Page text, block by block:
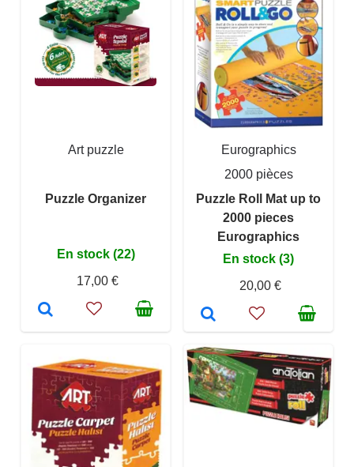
Art puzzle
Puzzle Organizer
En stock (22)
17,00 €
Eurographics
2000 pièces
Puzzle Roll Mat up to
2000 pieces
Eurographics
En stock (3)
20,00 €